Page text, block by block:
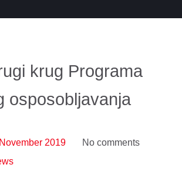
krug Programa
osposobljavanja
2019
No comments